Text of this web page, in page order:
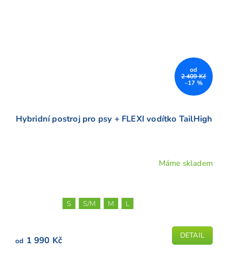
od
2 409 Kč
–17 %
Hybridní postroj pro psy + FLEXI vodítko TailHigh
Máme skladem
od 1 990 Kč DETAIL
S S/M M L